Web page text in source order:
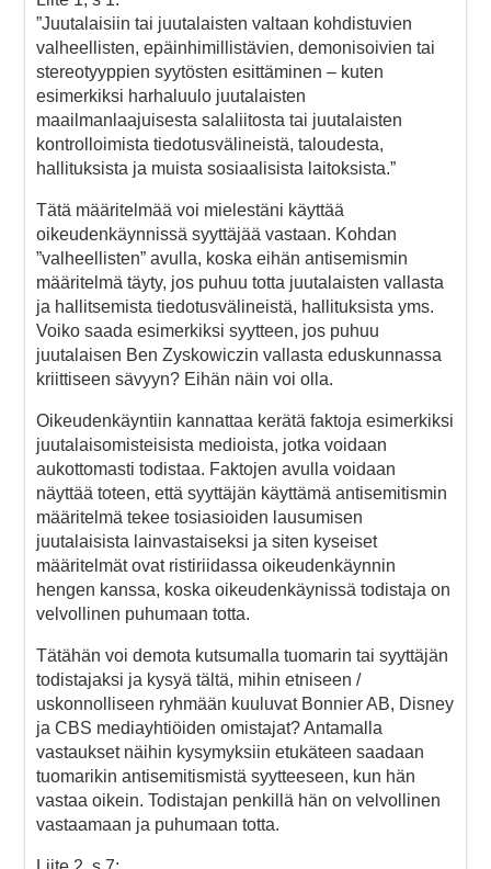
”Juutalaisiin tai juutalaisten valtaan kohdistuvien
valheellisten, epäinhimillistävien, demonisoivien tai
stereotyyppien syytösten esittäminen – kuten
esimerkiksi harhaluulo juutalaisten
maailmanlaajuisesta salaliitosta tai juutalaisten
kontrolloimista tiedotusvälineistä, taloudesta,
hallituksista ja muista sosiaalisista laitoksista.”
Tätä määritelmää voi mielestäni käyttää
oikeudenkäynnissä syyttäjää vastaan. Kohdan
”valheellisten” avulla, koska eihän antisemismin
määritelmä täyty, jos puhuu totta juutalaisten vallasta
ja hallitsemista tiedotusvälineistä, hallituksista yms.
Voiko saada esimerkiksi syytteen, jos puhuu
juutalaisen Ben Zyskowiczin vallasta eduskunnassa
kriittiseen sävyyn? Eihän näin voi olla.
Oikeudenkäyntiin kannattaa kerätä faktoja esimerkiksi
juutalaisomisteisista medioista, jotka voidaan
aukottomasti todistaa. Faktojen avulla voidaan
näyttää toteen, että syyttäjän käyttämä antisemitismin
määritelmä tekee tosiasioiden lausumisen
juutalaisista lainvastaiseksi ja siten kyseiset
määritelmät ovat ristiriidassa oikeudenkäynnin
hengen kanssa, koska oikeudenkäynissä todistaja on
velvollinen puhumaan totta.
Tätähän voi demota kutsumalla tuomarin tai syyttäjän
todistajaksi ja kysyä tältä, mihin etniseen /
uskonnolliseen ryhmään kuuluvat Bonnier AB, Disney
ja CBS mediayhtiöiden omistajat? Antamalla
vastaukset näihin kysymyksiin etukäteen saadaan
tuomarikin antisemitismistä syytteeseen, kun hän
vastaa oikein. Todistajan penkillä hän on velvollinen
vastaamaan ja puhumaan totta.